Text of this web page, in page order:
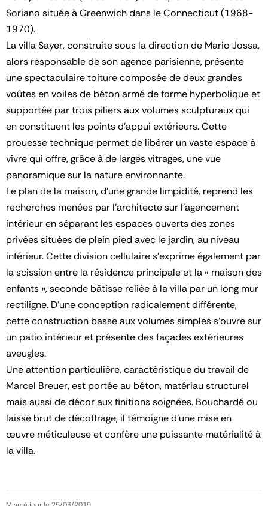
Soriano située à Greenwich dans le Connecticut (1968-
1970).
La villa Sayer, construite sous la direction de Mario Jossa,
alors responsable de son agence parisienne, présente
une spectaculaire toiture composée de deux grandes
voûtes en voiles de béton armé de forme hyperbolique et
supportée par trois piliers aux volumes sculpturaux qui
en constituent les points d’appui extérieurs. Cette
prouesse technique permet de libérer un vaste espace à
vivre qui offre, grâce à de larges vitrages, une vue
panoramique sur la nature environnante.
Le plan de la maison, d’une grande limpidité, reprend les
recherches menées par l’architecte sur l’agencement
intérieur en séparant les espaces ouverts des zones
privées situées de plein pied avec le jardin, au niveau
inférieur. Cette division cellulaire s’exprime également par
la scission entre la résidence principale et la « maison des
enfants », seconde bâtisse reliée à la villa par un long mur
rectiligne. D’une conception radicalement différente,
cette construction basse aux volumes simples s’ouvre sur
un patio intérieur et présente des façades extérieures
aveugles.
Une attention particulière, caractéristique du travail de
Marcel Breuer, est portée au béton, matériau structurel
mais aussi de décor aux finitions soignées. Bouchardé ou
laissé brut de décoffrage, il témoigne d'une mise en
œuvre méticuleuse et confère une puissante matérialité à
la villa.